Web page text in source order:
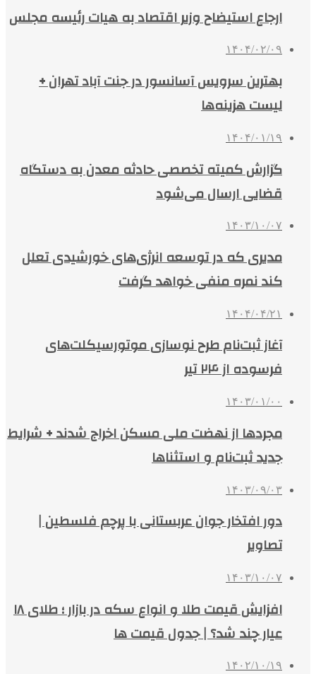
ارجاع استیضاح وزیر اقتصاد به هیات رئیسه مجلس
۱۴۰۴/۰۲/۰۹
بهترین سرویس آسانسور در جنت آباد تهران +
لیست هزینه‌ها
۱۴۰۴/۰۱/۱۹
گزارش کمیته تخصصی حادثه معدن به دستگاه
قضایی ارسال می‌شود
۱۴۰۳/۱۰/۰۷
مدیری که در توسعه انرژی‌های خورشیدی تعلل
کند نمره منفی خواهد گرفت
۱۴۰۴/۰۴/۲۱
آغاز ثبت‌نام طرح نوسازی موتورسیکلت‌های
فرسوده از ۲۴ تیر
۱۴۰۳/۰۱/۰۰
مجردها از نهضت‌ ملی مسکن اخراج شدند + شرایط
جدید ثبت‌نام و استثناها
۱۴۰۳/۰۹/۰۳
دور افتخار جوان عربستانی با پرچم فلسطین |
تصاویر
۱۴۰۳/۱۰/۰۷
افزایش قیمت طلا و انواع سکه در بازار ؛ طلای ۱۸
عیار چند شد؟ | جدول قیمت ها
۱۴۰۲/۱۰/۱۹